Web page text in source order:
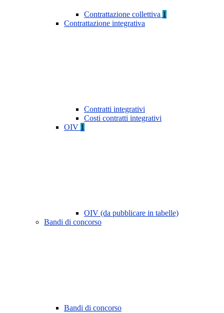
Contrattazione collettiva 1
Contrattazione integrativa
Contratti integrativi
Costi contratti integrativi
OIV 1
OIV (da pubblicare in tabelle)
Bandi di concorso
Bandi di concorso